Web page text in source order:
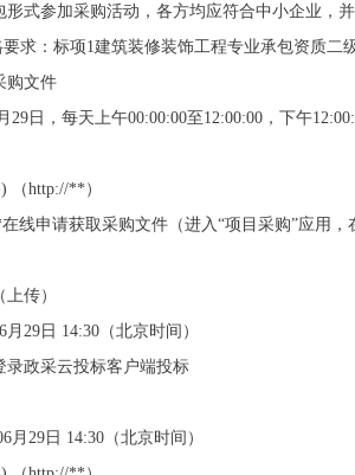
形式参加采购活动，各方均应符合中小企业，
求：标项1建筑装修装饰工程专业承包资质二
购文件
29日，每天上午00:00:00至12:00:00，下午
（http://**）
线申请获取采购文件（进入“项目采购”应用
传）
29日 14:30（北京时间）
录政采云投标客户端投标
月29日 14:30（北京时间）